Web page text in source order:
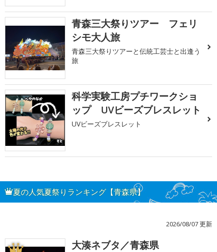
青森三大祭りツアー フェリ
シモ大人旅
青森三大祭りツアーと伝統工芸士と出逢う
旅
科学実験工房プチワークショ
ップ UVビーズブレスレット
UVビーズブレスレット
夏の人気夏祭りランキング【青森県】
2026/08/07 更新
大湊ネブタ／青森県